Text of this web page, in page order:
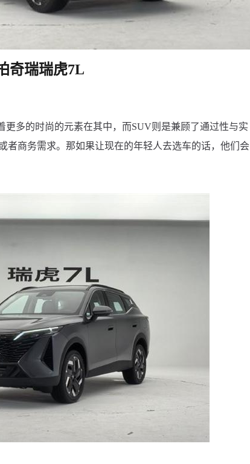
奇瑞瑞虎7L
更多的时尚的元素在其中，而SUV则是兼顾了通过性与实
者商务需求。那如果让现在的年轻人去选车的话，他们会